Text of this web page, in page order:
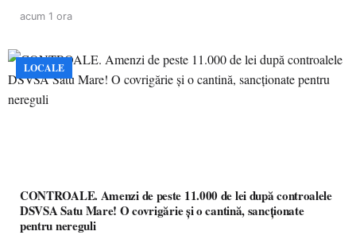
acum 1 ora
LOCALE
CONTROALE. Amenzi de peste 11.000 de lei după controalele
DSVSA Satu Mare! O covrigărie și o cantină, sancționate
pentru nereguli